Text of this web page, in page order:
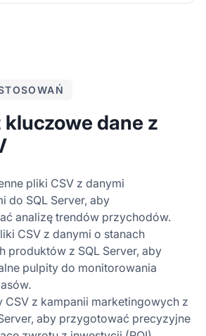
dane z
pliki CSV z danymi
do SQL Server, aby
analizę trendów przychodów.
CSV z danymi o stanach
produktów z SQL Server, aby
pulpity do monitorowania
CSV z kampanii marketingowych z
aby przygotować precyzyjne